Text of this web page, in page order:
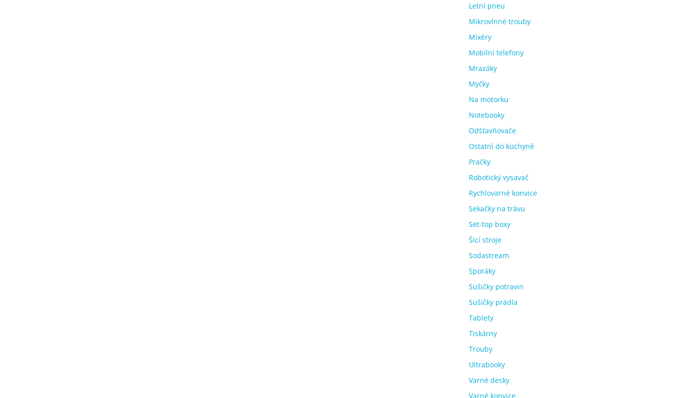
Letní pneu
Mikrovlnné trouby
Mixéry
Mobilní telefony
Mrazáky
Myčky
Na motorku
Notebooky
Odšťavňovače
Ostatní do kuchyně
Pračky
Robotický vysavač
Rychlovarné konvice
Sekačky na trávu
Set-top boxy
Šicí stroje
Sodastream
Sporáky
Sušičky potravin
Sušičky prádla
Tablety
Tiskárny
Trouby
Ultrabooky
Varné desky
Varné konvice